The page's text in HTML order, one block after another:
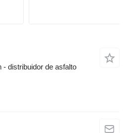
- distribuidor de asfalto